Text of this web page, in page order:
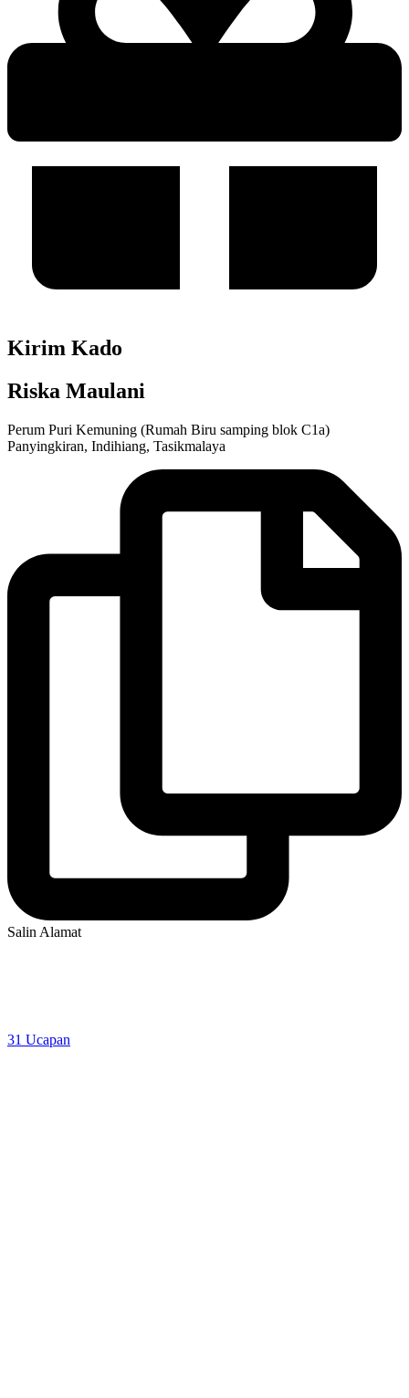
Kirim Kado
Riska Maulani
Perum Puri Kemuning (Rumah Biru samping blok C1a)
Panyingkiran, Indihiang, Tasikmalaya
Salin Alamat
31 Ucapan